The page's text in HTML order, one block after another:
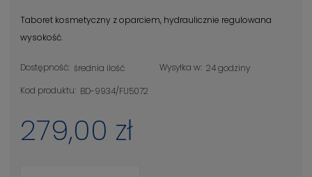
Taboret kosmetyczny z oparciem, hydraulicznie regulowana
wysokość.
Dostępność: średnia ilość Wysyłka w: 24 godziny
Kod produktu: BD-9934/FU5072
279,00 zł